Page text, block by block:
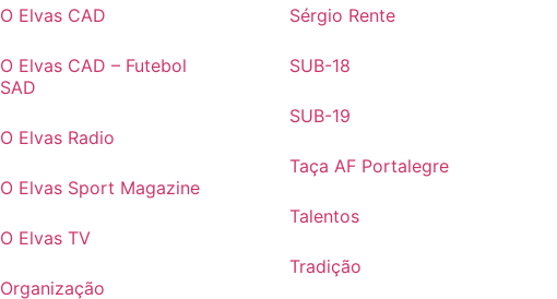
O Elvas CAD
O Elvas CAD – Futebol
SAD
O Elvas Radio
O Elvas Sport Magazine
O Elvas TV
Organização
Sérgio Rente
SUB-18
SUB-19
Taça AF Portalegre
Talentos
Tradição